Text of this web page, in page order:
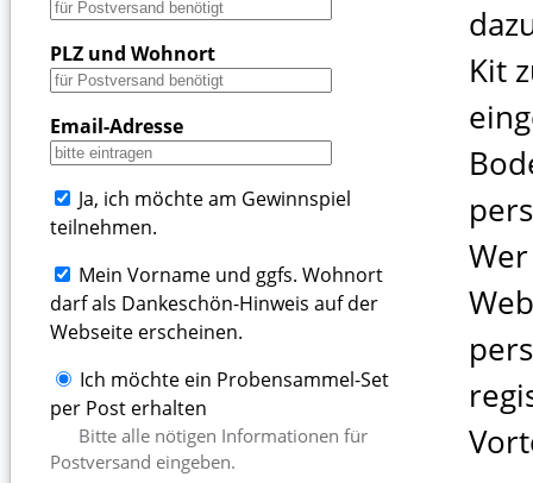
PLZ und Wohnort
Email-Adresse
Ja, ich möchte am Gewinnspiel
teilnehmen.
Mein Vorname und ggfs. Wohnort
darf als Dankeschön-Hinweis auf der
Webseite erscheinen.
Ich möchte ein Probensammel-Set
per Post erhalten
Bitte alle nötigen Informationen für
Postversand eingeben.
Kit